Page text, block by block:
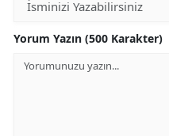
Yorum Yazın (500 Karakter)